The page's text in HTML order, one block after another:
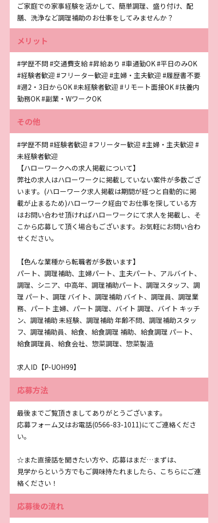
ご家庭での家事経験を活かして、簡単調理、盛り付け、配
膳、洗浄など調理補助のお仕事をしてみませんか？
メリット
#学歴不問#交通費支給#昇給あり #車通勤OK#平日のみOK
#経験者歓迎 #フリーター歓迎 #主婦・主夫歓迎 #履歴書不要
#週2・3日からOK#未経験者歓迎 #リモート面接OK#扶養内
勤務OK#副業・WワークOK
その他
#学歴不問#経験者歓迎 #フリーター歓迎 #主婦・主夫歓迎 #
未経験者歓迎
【ハローワークへの求人掲載について】
弊社の求人はハローワークに掲載していない案件が多数ござ
います。(ハローワーク求人掲載は期間が経つと自動的に掲
載が止まるため)ハローワーク経由でお仕事を探している方
はお問い合わせ頂ければハローワークにて求人を掲載し、そ
こから応募して頂く場合もございます。お気軽にお問い合わ
せください。
【色んな業種から転職者が多数います】
パート、調理補助、主婦パート、主夫パート、アルバイト、
調理、シニア、中高年、調理補助パート、調理スタッフ、調
理 パート、調理 バイト、調理補助 バイト、調理員、調理業
務、パート 主婦、パート 調理、バイト 調理、バイト キッチ
ン、調理補助 未経験、調理補助 年齢不問、調理補助スタッ
フ、調理補助員、給食、給食調理 補助、給食調理 パート、
給食調理員、給食会社、惣菜調理、惣菜製造
求人ID【P-UOH99】
応募方法
最後までご覧頂きましてありがとうございます。
応募フォーム又はお電話(0566-83-1011)にてご連絡くださ
い。
☆また直接話を聞きたい方や、応募はまだ…まずは、
見学からという方でもご興味持たれましたら、こちらにご連
絡ください！
応募後の流れ